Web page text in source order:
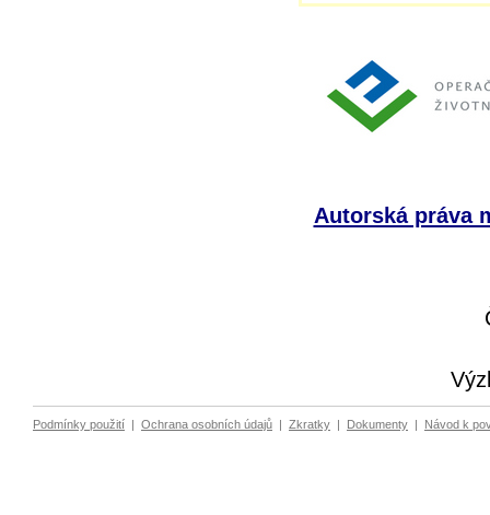
Autorská práva
Podmínky použití | Ochrana osobních údajů | Zkratky | Dokumenty | Návod k